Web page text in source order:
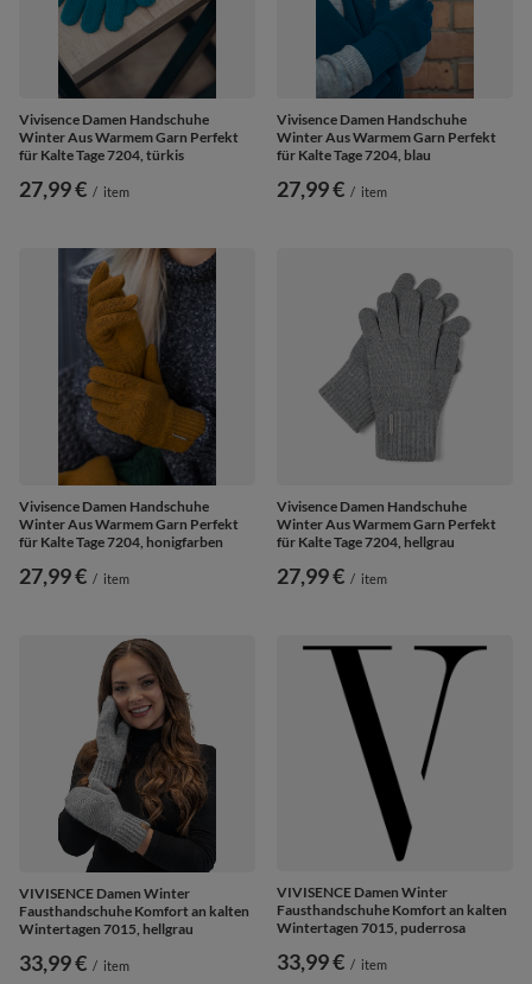
Vivisence Damen Handschuhe
Winter Aus Warmem Garn Perfekt
für Kalte Tage 7204, türkis
27,99 € / item
Vivisence Damen Handschuhe
Winter Aus Warmem Garn Perfekt
für Kalte Tage 7204, blau
27,99 € / item
Vivisence Damen Handschuhe
Winter Aus Warmem Garn Perfekt
für Kalte Tage 7204, honigfarben
27,99 € / item
Vivisence Damen Handschuhe
Winter Aus Warmem Garn Perfekt
für Kalte Tage 7204, hellgrau
27,99 € / item
VIVISENCE Damen Winter
Fausthandschuhe Komfort an kalten
Wintertagen 7015, hellgrau
33,99 € / item
VIVISENCE Damen Winter
Fausthandschuhe Komfort an kalten
Wintertagen 7015, puderrosa
33,99 € / item